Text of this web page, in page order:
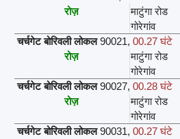
रोज़
माटुंगा रोड
गोरेगांव
चर्चगेट बोरिवली लोकल 90021, 00.27 घंटे
रोज़
माटुंगा रोड
गोरेगांव
चर्चगेट बोरिवली लोकल 90027, 00.28 घंटे
रोज़
माटुंगा रोड
गोरेगांव
चर्चगेट बोरिवली लोकल 90031, 00.27 घंटे